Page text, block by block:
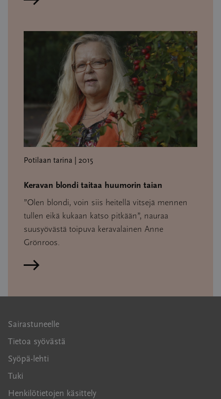
Lue artikkeli
Potilaan tarina | 2015
Keravan blondi taitaa huumorin taian
”Olen blondi, voin siis heitellä vitsejä mennen
tullen eikä kukaan katso pitkään”, nauraa
suusyövästä toipuva keravalainen Anne
Grönroos.
Lue artikkeli
Sairastuneelle
Tietoa syövästä
Syöpä-lehti
Tuki
Henkilötietojen käsittely